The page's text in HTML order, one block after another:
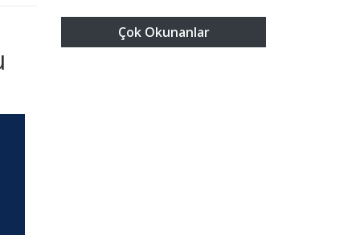
Çok Okunanlar